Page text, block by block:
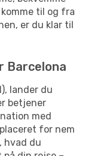
til og fra
er du klar til
Barcelona
lander du
betjener
med
for nem
hvad du